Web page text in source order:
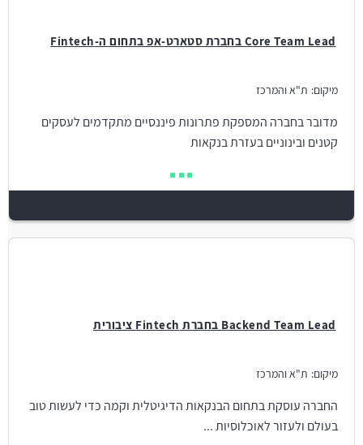
Core Team Lead בחברת סטארט-אפ בתחום ה-Fintech
מיקום: ת"א והמרכז
מדובר בחברה המספקת פתרונות פיננסיים מתקדמים לעסקים
קטנים ובינוניים בעזרת בנקאות
Backend Team Lead בחברת Fintech ציבורית
מיקום: ת"א והמרכז
החברה עוסקת בתחום הבנקאות הדיגיטלית וקמה כדי לעשות טוב
בעולם ולעזור לאוכלוסיות ...